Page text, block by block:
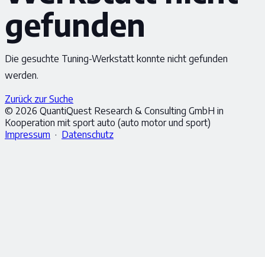
gefunden
Die gesuchte Tuning-Werkstatt konnte nicht gefunden
werden.
Zurück zur Suche
© 2026 QuantiQuest Research & Consulting GmbH in
Kooperation mit sport auto (auto motor und sport)
Impressum · Datenschutz